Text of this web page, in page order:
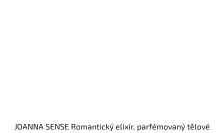
JOANNA SENSE Romantický elixír, parfémovaný tělové